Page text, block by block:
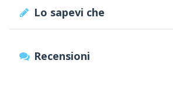
Lo sapevi che
Recensioni